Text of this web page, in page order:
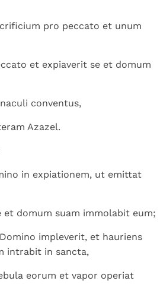
pro peccato et unum
et expiaverit se et domum
conventus,
Azazel.
in expiationem, ut emittat
domum suam immolabit eum;
impleverit, et hauriens
intrabit in sancta,
eorum et vapor operiat